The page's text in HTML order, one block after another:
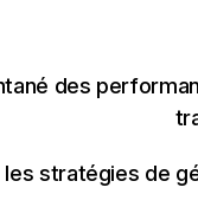
des
les stratégies de